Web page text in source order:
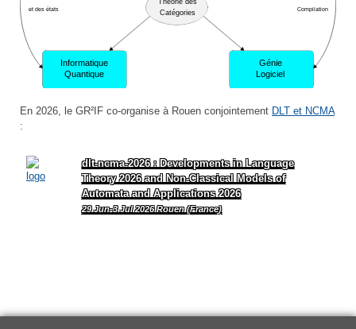
En 2026, le GR²IF co-organise à Rouen conjointement DLT et NCMA
:
dlt-ncma-2026 : Developments in Language
Theory 2026 and Non-Classical Models of
Automata and Applications 2026
29 Jun-3 Jul 2026 Rouen (France)